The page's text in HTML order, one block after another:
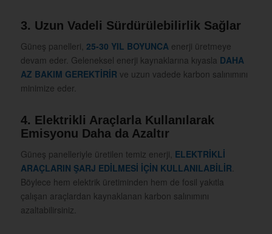
3. Uzun Vadeli Sürdürülebilirlik Sağlar
Güneş panelleri, 25-30 YIL BOYUNCA enerji üretmeye
devam eder. Geleneksel enerji kaynaklarına kıyasla DAHA
AZ BAKIM GEREKTİRİR ve uzun vadede karbon salınımını
minimize eder.
4. Elektrikli Araçlarla Kullanılarak
Emisyonu Daha da Azaltır
Güneş panelleriyle üretilen temiz enerji, ELEKTRİKLİ
ARAÇLARIN ŞARJ EDİLMESİ İÇİN KULLANILABİLİR
Böylece hem elektrik üretiminden hem de fosil yakıtla
çalışan araçlardan kaynaklanan karbon salınımını
azaltabilirsiniz.